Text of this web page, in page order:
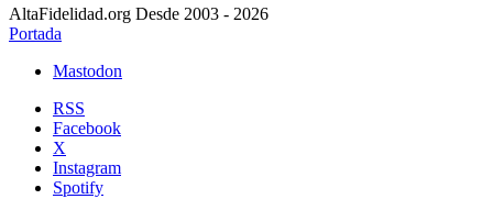
AltaFidelidad.org Desde 2003 - 2026
Portada
Mastodon
RSS
Facebook
X
Instagram
Spotify